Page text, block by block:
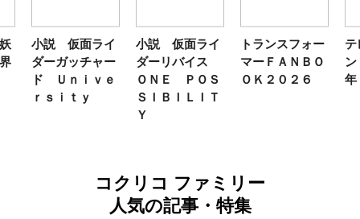
小説 仮面ライ
ダーガッチャー
ド Ｕｎｉｖｅ
ｒｓｉｔｙ
小説 仮面ライ
ダーリバイス
ＯＮＥ ＰＯＳ
ＳＩＢＩＬＩＴ
Ｙ
トランスフォー
マーＦＡＮＢＯ
ＯＫ２０２６
コクリコ ファミリー
人気の記事・特集